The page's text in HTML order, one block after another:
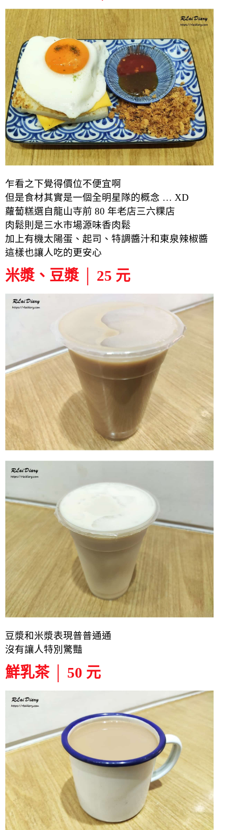
乍看之下覺得價位不便宜啊
但是食材其實是一個全明星隊的概念 … XD
蘿蔔糕選自龍山寺前 80 年老店三六粿店
肉鬆則是三水市場源味香肉鬆
加上有機太陽蛋、起司、特調醬汁和東泉辣椒醬
這樣也讓人吃的更安心
米漿、豆漿 │ 25 元
豆漿和米漿表現普普通通
沒有讓人特別驚豔
鮮乳茶 │ 50 元